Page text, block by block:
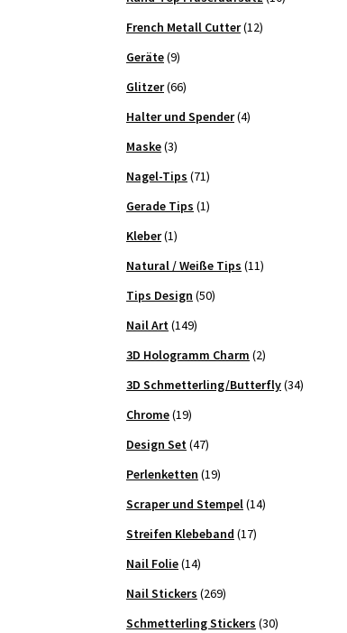
French Metall Cutter(12)
Geräte(9)
Glitzer(66)
Halter und Spender(4)
Maske(3)
Nagel-Tips (71)
Gerade Tips (1)
Kleber(1)
Natural / Weiße Tips (11)
Tips Design (50)
Nail Art(149)
3D Hologramm Charm (2)
3D Schmetterling/Butterfly(34)
Chrome(19)
Design Set(47)
Perlenketten (19)
Scraper und Stempel(14)
Streifen Klebeband (17)
Nail Folie(14)
Nail Stickers (269)
Schmetterling Stickers (30)